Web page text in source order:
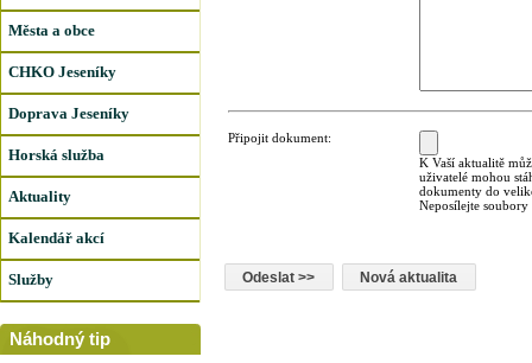
Města a obce
CHKO Jeseníky
Doprava Jeseníky
Horská služba
Aktuality
Kalendář akcí
Služby
Náhodný tip
Připojit dokument:
K Vaší aktualitě
uživatelé mohou
dokumenty do
Neposílejte